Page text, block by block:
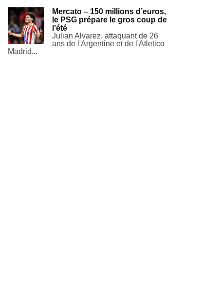
Mercato – 150 millions d’euros,
le PSG prépare le gros coup de
l’été
Julian Alvarez, attaquant de 26
ans de l'Argentine et de l'Atletico
Madrid...